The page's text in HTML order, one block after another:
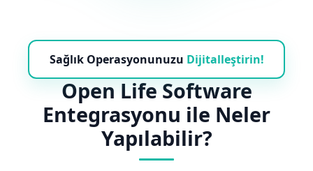
Sağlık Operasyonunuzu Dijitalleştirin!
Open Life Software
Entegrasyonu ile Neler
Yapılabilir?